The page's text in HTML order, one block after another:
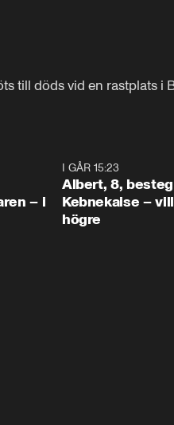
till döds vid en rastplats i
– i
I GÅR 15:23
Albert, 8, besteg
Kebnekaise – vill
högre